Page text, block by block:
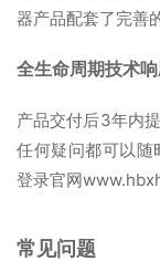
器产品配套了完善
全生命周期技术
产品交付后3年内
任何疑问都可以随
登录官网
常见问题